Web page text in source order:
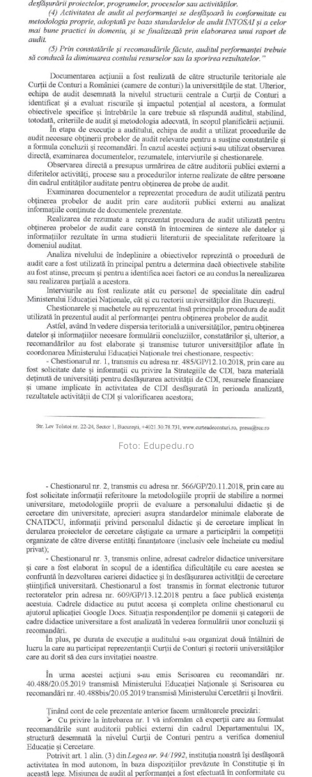
Foto: Edupedu.ro